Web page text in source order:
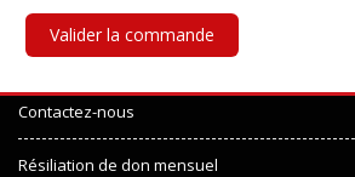
Valider la commande
Contactez-nous
Résiliation de don mensuel